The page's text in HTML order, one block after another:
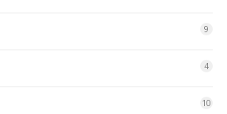
9
4
10